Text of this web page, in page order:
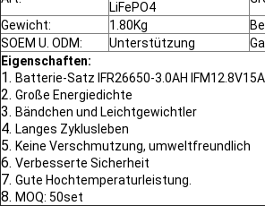
LiFePO4
Gewicht:
1.80Kg
SOEM U. ODM:
Unterstützung
Eigenschaften:
1. Batterie-Satz IFR26650-3.0AH
2. Große Energiedichte
3. Bändchen und Leichtgewichtler
4. Langes Zyklusleben
5. Keine Verschmutzung, umweltfreundlich
6. Verbesserte Sicherheit
7. Gute Hochtemperaturleistung.
8. MOQ: 50set